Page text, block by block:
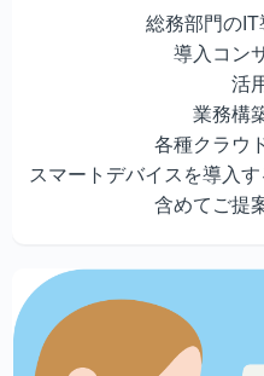
総務部門の
導入コン
活
業務構
各種クラウ
スマートデバイスを導入
含めてご提